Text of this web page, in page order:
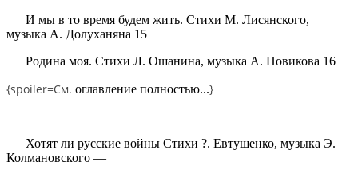
И мы в то время будем жить. Стихи М. Лисянского,
музыка А. Долуханяна 15
Родина моя. Стихи Л. Ошанина, музыка А. Новикова 16
{spoiler=См. оглавление полностью...}
Хотят ли русские войны Стихи ?. Евтушенко, музыка Э.
Колмановского —